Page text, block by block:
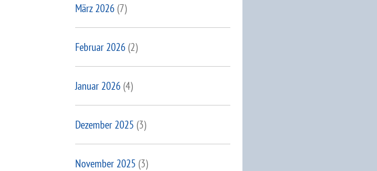
März 2026(7)
Februar 2026(2)
Januar 2026(4)
Dezember 2025 (3)
November 2025 (3)